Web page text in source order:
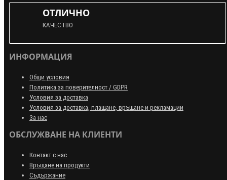
ОТЛИЧНО
КАЧЕСТВО
ИНФОРМАЦИЯ
Общи условия
Политика за поверителност / GDPR
Условия за доставка
Условия за доставка, плащане, връщане и рекламации
За нас
ОБСЛУЖВАНЕ НА КЛИЕНТИ
Контакт с нас
Връщане на продукти
Съдържание